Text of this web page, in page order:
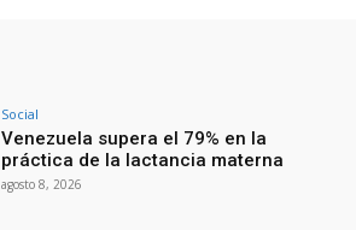
Social
Venezuela supera el 79% en la
práctica de la lactancia materna
agosto 8, 2026